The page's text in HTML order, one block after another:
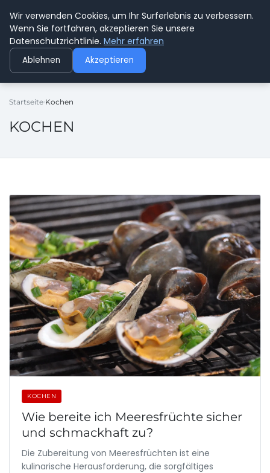
BUSSICHARLY
Startseite Kochen
KOCHEN
KOCHEN
Wie bereite ich Meeresfrüchte sicher
und schmackhaft zu?
Die Zubereitung von Meeresfrüchten ist eine
kulinarische Herausforderung, die sorgfältiges
Wir verwenden Cookies, um Ihr Surferlebnis zu verbessern.
Wenn Sie fortfahren, akzeptieren Sie unsere
Datenschutzrichtlinie. Mehr erfahren
Ablehnen Akzeptieren